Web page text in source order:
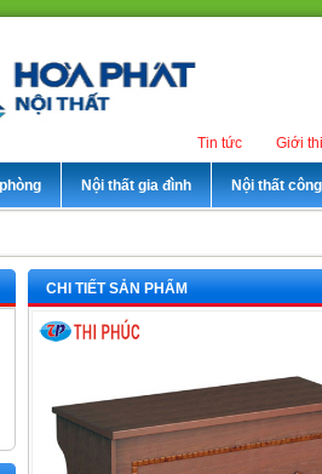
Giới
Tin tức
Nội thất gia đình Nội thất
CHI TIẾT SẢN PHẨM